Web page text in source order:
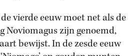
vierde eeuw moet net als de
Noviomagus zijn genoemd,
bewijst. In de zesde eeuw